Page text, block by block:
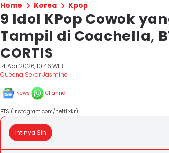
Home Korea Kpop
9 Idol KPop Cowok
Tampil di Coachella,
CORTIS
14 Apr 2026, 10:46 WIB
Queena Sekar Jasmine
News Channel
BTS (instagram.com/netflixkr)
Intinya Sih